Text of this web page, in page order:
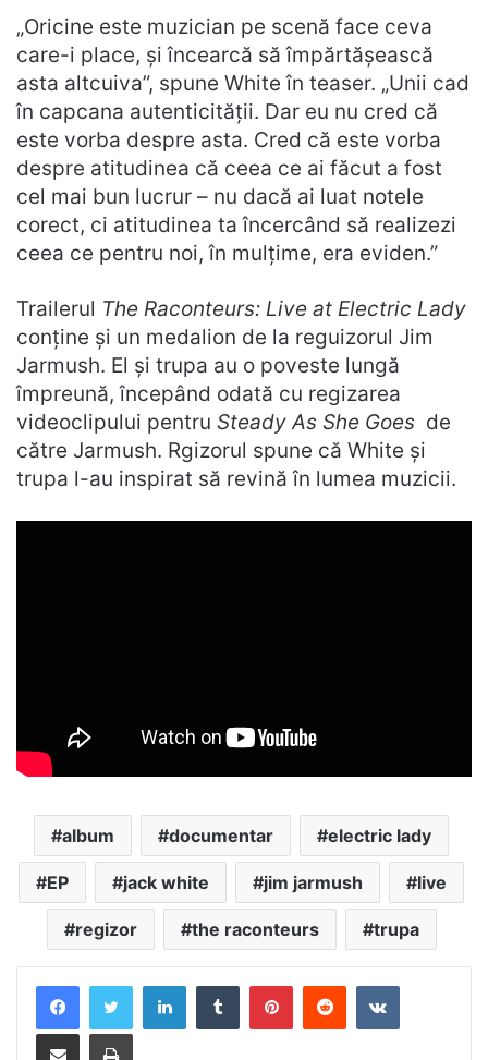
„Oricine este muzician pe scenă face ceva
care-i place, și încearcă să împărtășească
asta altcuiva”, spune White în teaser. „Unii cad
în capcana autenticității. Dar eu nu cred că
este vorba despre asta. Cred că este vorba
despre atitudinea că ceea ce ai făcut a fost
cel mai bun lucrur – nu dacă ai luat notele
corect, ci atitudinea ta încercând să realizezi
ceea ce pentru noi, în mulțime, era eviden.”
Trailerul The Raconteurs: Live at Electric Lady
conține și un medalion de la reguizorul Jim
Jarmush. El și trupa au o poveste lungă
împreună, începând odată cu regizarea
videoclipului pentru Steady As She Goes de
către Jarmush. Rgizorul spune că White și
trupa l-au inspirat să revină în lumea muzicii.
album documentar electric lady
EP jack white jim jarmush live
regizor the raconteurs trupa
LinkedInTumblrPinterestRedditVKontakte
Distribuie prin mail Tipărește